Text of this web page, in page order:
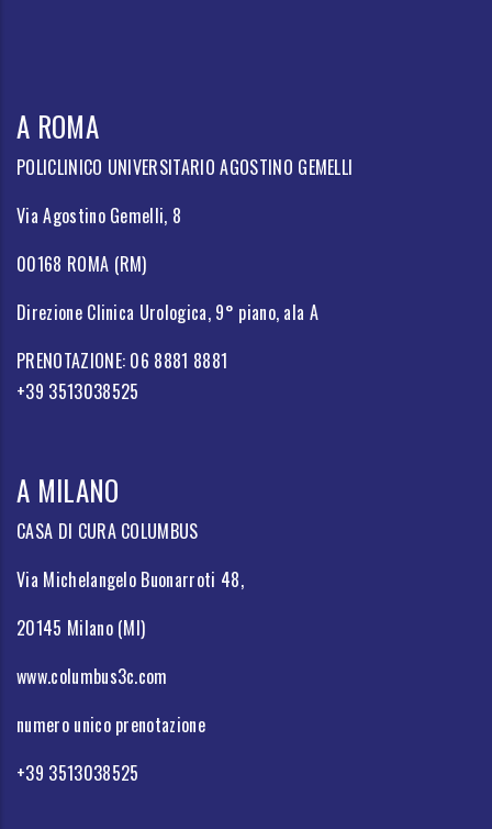
A ROMA
POLICLINICO UNIVERSITARIO AGOSTINO GEMELLI
Via Agostino Gemelli, 8
00168 ROMA (RM)
Direzione Clinica Urologica, 9° piano, ala A
PRENOTAZIONE: 06 8881 8881
+39 3513038525
A MILANO
CASA DI CURA COLUMBUS
Via Michelangelo Buonarroti 48,
20145 Milano (MI)
www.columbus3c.com
numero unico prenotazione
+39 3513038525